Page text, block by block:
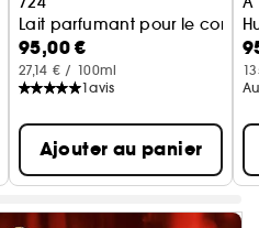
Lait parfumant pour le corps
95,00 €
27,14 € / 100ml
1avis
Ajouter au panier